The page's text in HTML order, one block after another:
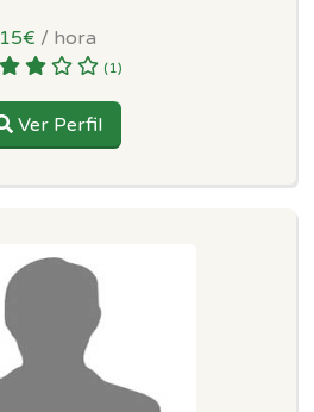
15€ / hora
(1)
Ver Perfil